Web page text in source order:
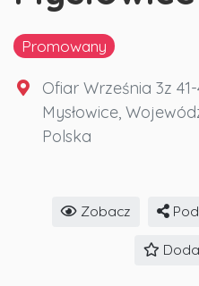
Promowany
Ofiar Września 3z
Mysłowice,
Polska
Zobacz